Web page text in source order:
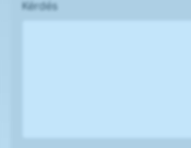
Kérdés